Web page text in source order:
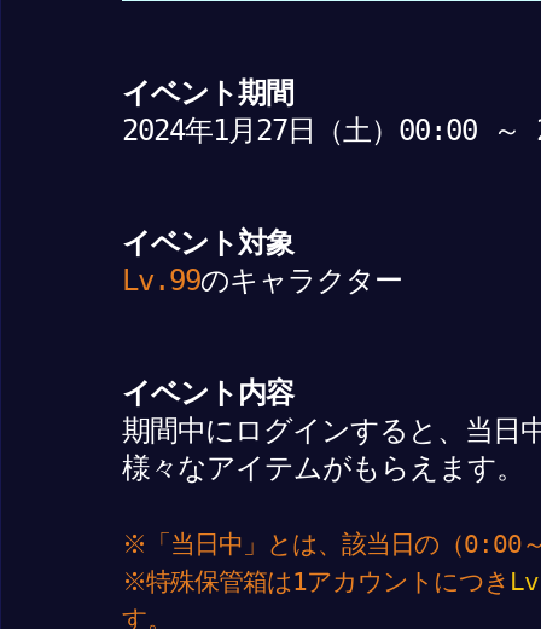
イベント期間
2024年1月27日（土）00:00 ～
イベント対象
Lv.99のキャラクター
イベント内容
期間中にログインすると、当日
様々なアイテムがもらえます。
※「当日中」とは、該当日の（0:00
※特殊保管箱は1アカウントにつき
す。